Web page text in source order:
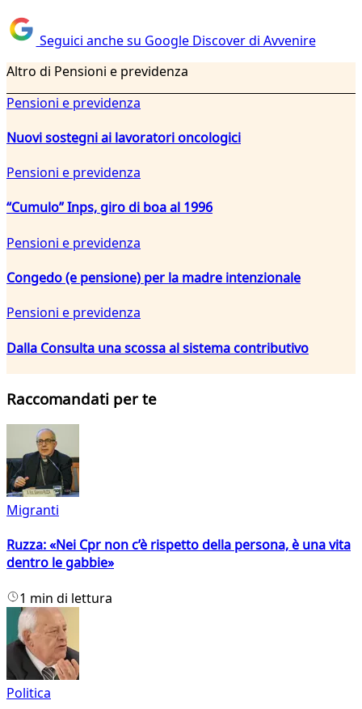
Seguici anche su Google Discover di Avvenire
Altro di Pensioni e previdenza
Pensioni e previdenza
Nuovi sostegni ai lavoratori oncologici
Pensioni e previdenza
“Cumulo” Inps, giro di boa al 1996
Pensioni e previdenza
Congedo (e pensione) per la madre intenzionale
Pensioni e previdenza
Dalla Consulta una scossa al sistema contributivo
Raccomandati per te
Migranti
Ruzza: «Nei Cpr non c’è rispetto della persona, è una vita
dentro le gabbie»
1 min di lettura
Politica